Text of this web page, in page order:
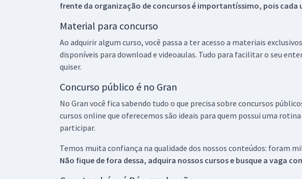
frente da organização de concursos é importantíssimo, pois
Material para concurso
Ao adquirir algum curso, você passa a ter acesso a materiais
disponíveis para download e videoaulas. Tudo para facilitar o seu
quiser.
Concurso público é no Gran
No Gran você fica sabendo tudo o que precisa sobre concursos
cursos online que oferecemos são ideais para quem possui uma
participar.
Temos muita confiança na qualidade dos nossos conteúdos: foram
Não fique de fora dessa, adquira nossos cursos e busque a vaga